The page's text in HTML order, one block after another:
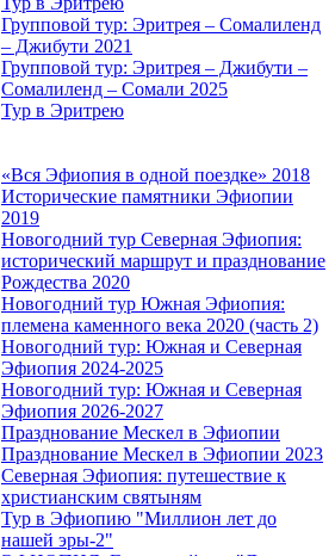
Групповой тур: Эритрея – Cомалиленд
– Джибути 2021
Групповой тур: Эритрея – Джибути –
Сомалиленд – Сомали 2025
Тур в Эритрею
«Вся Эфиопия в одной поездке» 2018
Исторические памятники Эфиопии
2019
Новогодний тур Северная Эфиопия:
исторический маршрут и празднование
Рождества 2020
Новогодний тур Южная Эфиопия:
племена каменного века 2020 (часть 2)
Новогодний тур: Южная и Северная
Эфиопия 2024-2025
Новогодний тур: Южная и Северная
Эфиопия 2026-2027
Празднование Мескел в Эфиопии
Празднование Мескел в Эфиопии 2023
Северная Эфиопия: путешествие к
христианским святыням
Тур в Эфиопию "Миллион лет до
нашей эры-2"